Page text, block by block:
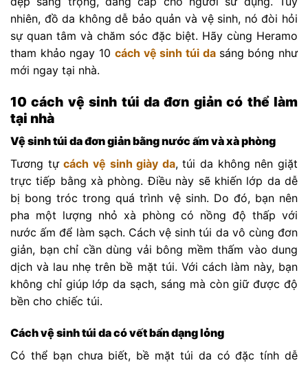
nhiên, đồ da không dễ bảo quản và vệ sinh, nó đòi hỏi
sự quan tâm và chăm sóc đặc biệt. Hãy cùng Heramo
tham khảo ngay 10 cách vệ sinh túi da sáng bóng như
mới ngay tại nhà.
10 cách vệ sinh túi da đơn giản có thể làm
tại nhà
Vệ sinh túi da đơn giản bằng nước ấm và xà phòng
Tương tựcách vệ sinh giày da, túi da không nên giặt
trực tiếp bằng xà phòng. Điều này sẽ khiến lớp da dễ
bị bong tróc trong quá trình vệ sinh. Do đó, bạn nên
pha một lượng nhỏ xà phòng có nồng độ thấp với
nước ấm để làm sạch. Cách vệ sinh túi da vô cùng đơn
giản, bạn chỉ cần dùng vải bông mềm thấm vào dung
dịch và lau nhẹ trên bề mặt túi. Với cách làm này, bạn
không chỉ giúp lớp da sạch, sáng mà còn giữ được độ
bền cho chiếc túi.
Cách vệ sinh túi da có vết bẩn dạng lỏng
Có thể bạn chưa biết, bề mặt túi da có đặc tính dễ